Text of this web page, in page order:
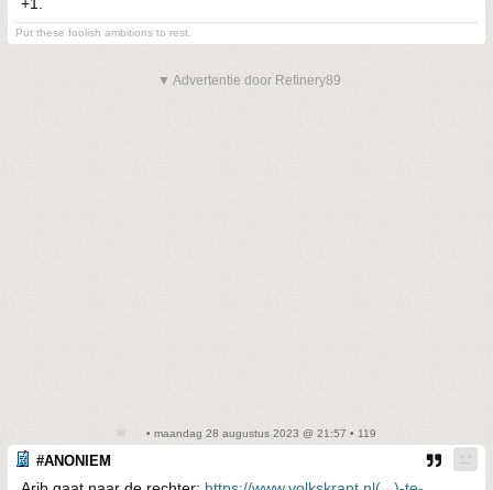
Put these foolish ambitions to rest.
▼ Advertentie door Refinery89
• maandag 28 augustus 2023 @ 21:57 • 119
#ANONIEM